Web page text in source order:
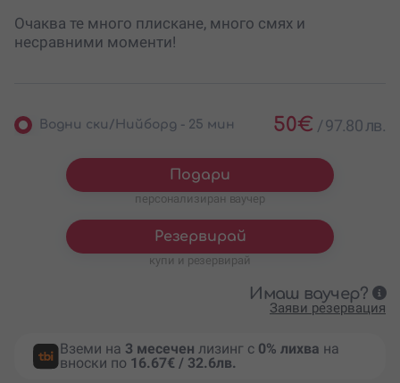
Очаква те много плискане, много смях и
несравними моменти!
Водни ски/Нийборд - 25 мин 50€ /97.80 лв.
Подари
персонализиран ваучер
Резервирай
купи и резервирай
Имаш ваучер?
Заяви резервация
Вземи на 3 месечен лизинг с 0% лихва на
вноски по 16.67€ / 32.6лв.